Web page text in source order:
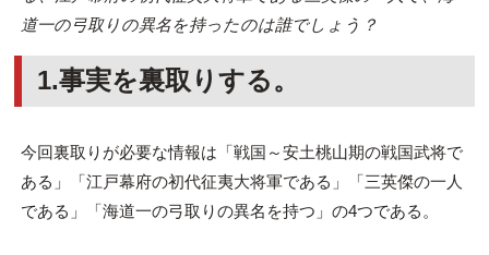
道一の弓取りの異名を持ったのは誰でしょう？
1.事実を裏取りする。
今回裏取りが必要な情報は「戦国～安土桃山期の戦国武将で
ある」「江戸幕府の初代征夷大将軍である」「三英傑の一人
である」「海道一の弓取りの異名を持つ」の4つである。